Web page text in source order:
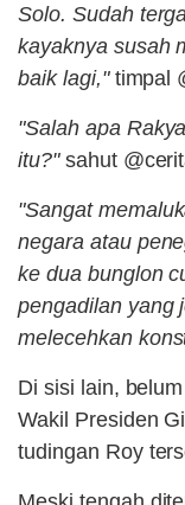
Solo. Sudah
kayaknya susah
baik lagi,"timpal
"Salah apa
itu?"sahut
"Sangat
negara atau
ke dua bunglon
pengadilan yang
melecehkan
Di sisi lain,
Wakil Presiden
tudingan Roy